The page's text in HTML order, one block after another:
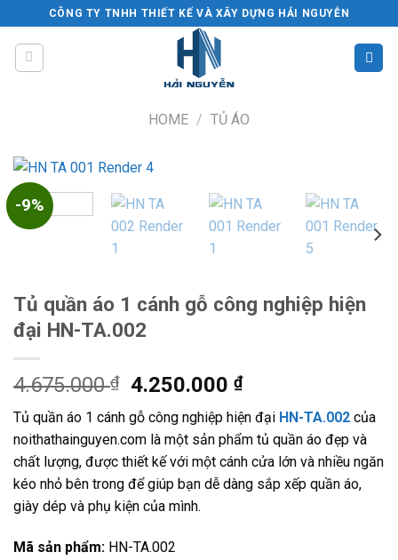
to
content
CÔNG TY TNHH THIẾT KẾ VÀ XÂY DỰNG HẢI NGUYỄN
HOME / TỦ ÁO
-9%
Tủ quần áo 1 cánh gỗ công nghiệp hiện
đại HN-TA.002
4.675.000₫
Original
price
was:
4.675.000 ₫.
4.250.000₫Current
price
is:
4.250.000 ₫.
Tủ quần áo 1 cánh gỗ công nghiệp hiện đại HN-TA.002 của
noithathainguyen.com là một sản phẩm tủ quần áo đẹp và
chất lượng, được thiết kế với một cánh cửa lớn và nhiều ngăn
kéo nhỏ bên trong để giúp bạn dễ dàng sắp xếp quần áo,
giày dép và phụ kiện của mình.
Mã sản phẩm: HN-TA.002